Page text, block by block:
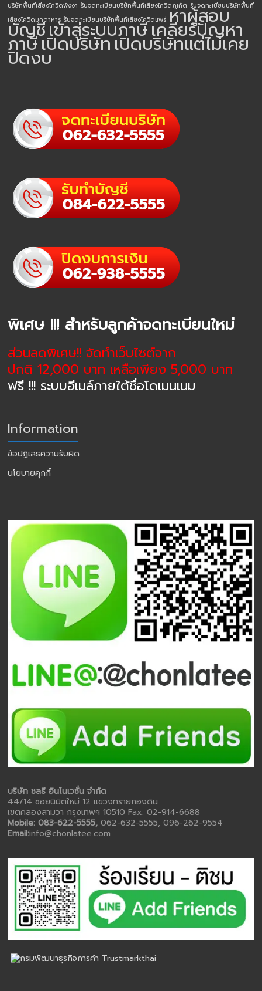
บริษัทพื้นที่เสี่ยงโควิดพังงา รับจดทะเบียนบริษัทพื้นที่เสี่ยงโควิดภูเก็ต รับจดทะเบียนบริษัทพื้นที่
เสี่ยงโควิดมุกดาหาร รับจดทะเบียนบริษัทพื้นที่เสี่ยงโควิดแพร่ หาผู้สอบ
บัญชีเข้าสู่ระบบภาษีเคลียร์ปัญหา
ภาษีเปิดบริษัทเปิดบริษัทแต่ไม่เคย
ปิดงบ
พิเศษ !!! สำหรับลูกค้าจดทะเบียนใหม่
ส่วนลดพิเศษ!! จัดทำเว็บไซต์จาก
ปกติ 12,000 บาท เหลือเพียง 5,000 บาท
ฟรี !!! ระบบอีเมล์ภายใต้ชื่อโดเมนเนม
Information
ข้อปฏิเสธความรับผิด
นโยบายคุกกี้
บริษัท ชลธี อินโนเวชั่น จำกัด
44/14 ซอยนิมิตใหม่ 12 แขวงทรายกองดิน
เขตคลองสามวา กรุงเทพฯ 10510 Fax: 02-914-6688
Mobile: 083-622-5555,062-632-5555, 096-262-9554
Email:info@chonlatee.com